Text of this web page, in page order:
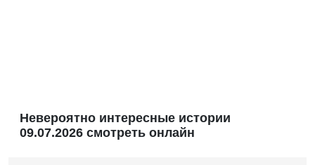
Невероятно интересные истории
09.07.2026 смотреть онлайн